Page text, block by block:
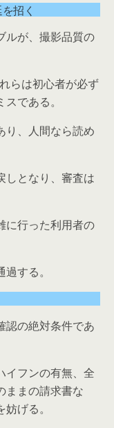
招く
ルが、撮影品質の
らは初心者が必ず
である。
り、人間なら読め
しとなり、審査は
に行った利用者の
する。
認の絶対条件であ
イフンの有無、全
ままの請求書な
げる。